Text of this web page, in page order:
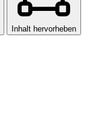
Inhalt hervorheben